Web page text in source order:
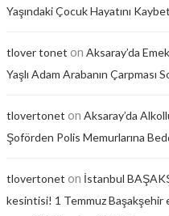
Aksaray’da Geri Dönüşüm
Yaşındaki Çocuk Hayatını
tlover tonet on Aksaray’da
Yaşlı Adam Arabanın Çarpması
tlovertonet on Aksaray’da
Şoförden Polis Memurlarına
tlovertonet on İstanbul
kesintisi! 1 Temmuz